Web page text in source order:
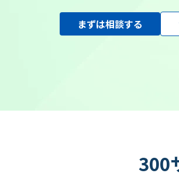
まずは相談する
300